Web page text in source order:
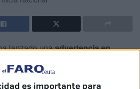
es importante para
lanzado unaadvertencia en
que están usando para
hay en una vivienda. En un vídeo